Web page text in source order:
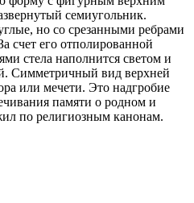
семиугольник.
но со срезанными ребрами
счет его отполированной
стела наполнится светом и
Симметричный вид верхней
или мечети. Это надгробие
памяти о родном и
по религиозным канонам.